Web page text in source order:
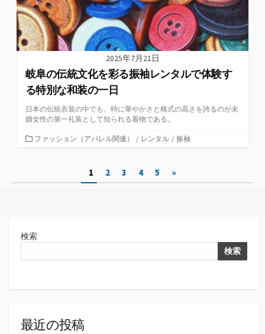
2025年7月21日
岐阜の伝統文化を彩る振袖レンタルで体験す
る特別な和装の一日
日本の伝統衣装の中でも、特に華やかさと格式の高さを誇るのが未
婚女性の第一礼装として知られる着物である。
カ
ー
ファッション（アパレル関連） / レンタル / 振袖
ペ
り
1 2 3 4 5 »
検索
検索
最近の投稿